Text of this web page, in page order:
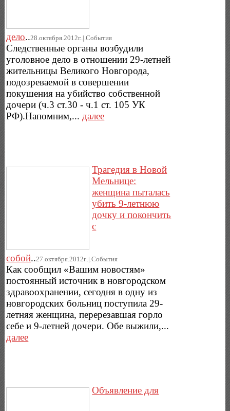
дело..28.октября.2012г..|.Cобытия
Следственные органы возбудили
уголовное дело в отношении 29-летней
жительницы Великого Новгорода,
подозреваемой в совершении
покушения на убийство собственной
дочери (ч.3 ст.30 - ч.1 ст. 105 УК
РФ).Напомним,...далее
Трагедия в Новой
Мельнице:
женщина пыталась
убить 9-летнюю
дочку и покончить
с
собой..27.октября.2012г..|.Cобытия
Как сообщил «Вашим новостям»
постоянный источник в новгородском
здравоохранении, сегодня в одну из
новгородских больниц поступила 29-
летняя женщина, перерезавшая горло
себе и 9-летней дочери. Обе выжили,...
далее
Объявление для